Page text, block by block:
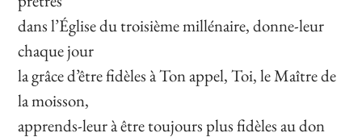
dans l’Église du troisième millénaire, donne-leur
chaque jour
la grâce d’être fidèles à Ton appel, Toi, le Maître de
la moisson,
apprends-leur à être toujours plus fidèles au don